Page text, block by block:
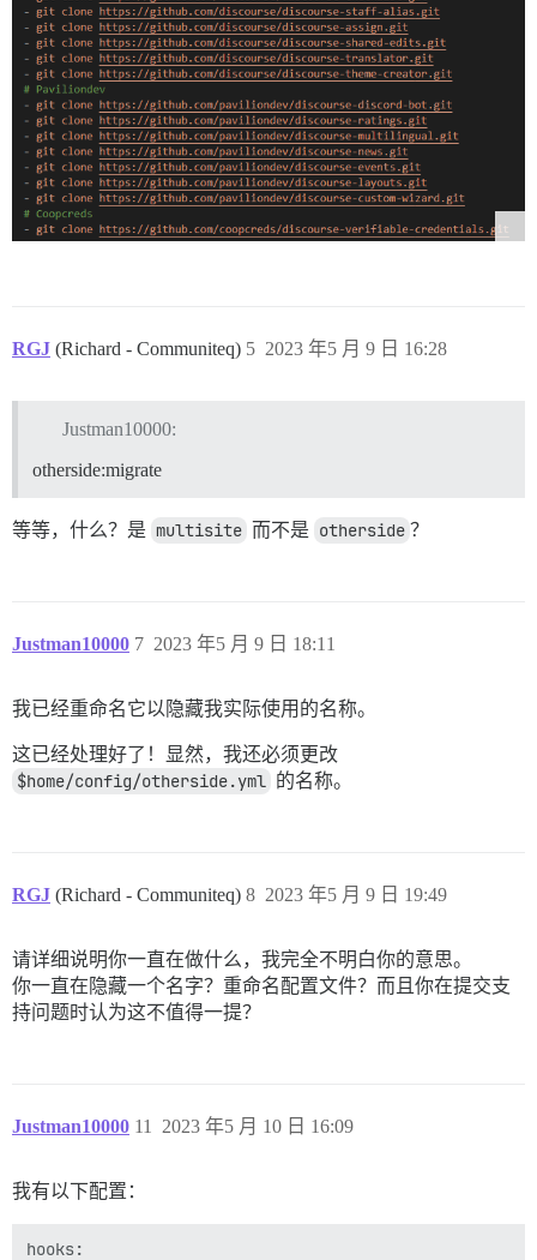
RGJ (Richard - Communiteq) 2023 年5 月 9 日 16:28
5
Justman10000:
otherside:migrate
等等，什么？是 multisite 而不是 otherside ？
Justman10000 2023 年5 月 9 日 18:11
7
我已经重命名它以隐藏我实际使用的名称。
这已经处理好了！显然，我还必须更改
$home/config/otherside.yml 的名称。
RGJ (Richard - Communiteq) 2023 年5 月 9 日 19:49
8
请详细说明你一直在做什么，我完全不明白你的意思。
你一直在隐藏一个名字？重命名配置文件？而且你在提交支
持问题时认为这不值得一提？
Justman10000 2023 年5 月 10 日 16:09
11
我有以下配置：
hooks: